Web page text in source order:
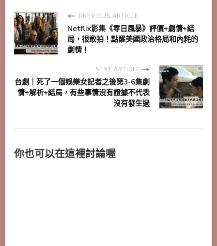
PREVIOUS ARTICLE
Netflix影集《零日風暴》評價+劇情+結
局，很敢拍！點醒美國政治格局和內耗的
劇情！
NEXT ARTICLE
台劇｜死了一個娛樂女記者之後第3-6集劇
情+解析+結局，有些事情沒有證據不代表
沒有發生過
你也可以在這裡討論喔